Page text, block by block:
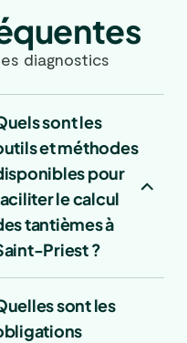
diagnostics
sont les
et méthodes
pour
le calcul
tantièmes à
Priest ?
sont les